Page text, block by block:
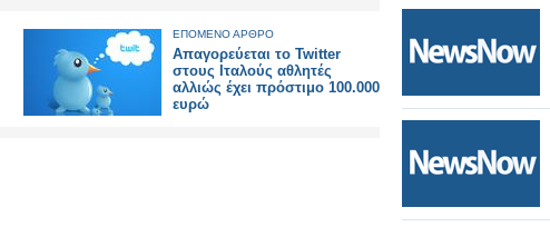
ΕΠΟΜΕΝΟ ΑΡΘΡΟ
Απαγορεύεται το Twitter
στους Ιταλούς αθλητές
αλλιώς έχει πρόστιμο 100.000
ευρώ